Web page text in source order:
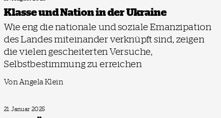
Klasse und Nation in der Ukraine
Wie eng die nationale und soziale Emanzipation
des Landes miteinander verknüpft sind, zeigen
die vielen gescheiterten Versuche,
Selbstbestimmung zu erreichen
Von Angela Klein
21. Januar 2025